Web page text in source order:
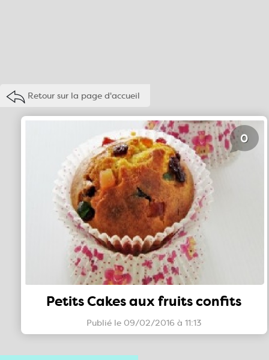
Retour sur la page d'accueil
Petits Cakes aux fruits confits
Publié le 09/02/2016 à 11:13
0